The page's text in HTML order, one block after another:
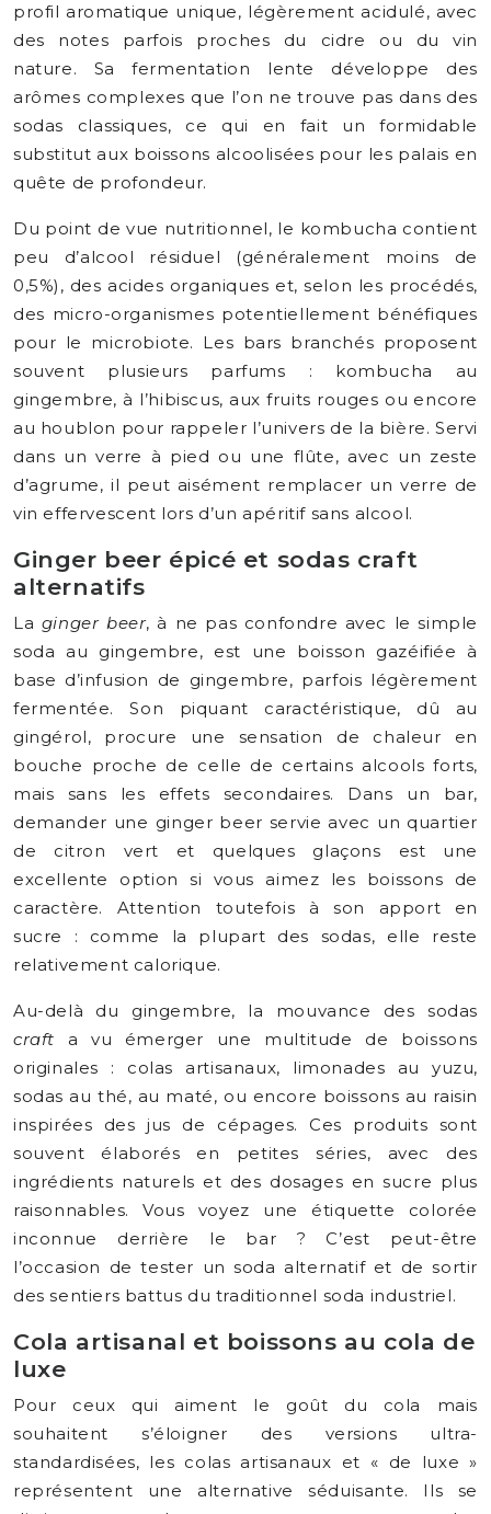
profil aromatique unique, légèrement acidulé, avec
des notes parfois proches du cidre ou du vin
nature. Sa fermentation lente développe des
arômes complexes que l’on ne trouve pas dans des
sodas classiques, ce qui en fait un formidable
substitut aux boissons alcoolisées pour les palais en
quête de profondeur.
Du point de vue nutritionnel, le kombucha contient
peu d’alcool résiduel (généralement moins de
0,5%), des acides organiques et, selon les procédés,
des micro-organismes potentiellement bénéfiques
pour le microbiote. Les bars branchés proposent
souvent plusieurs parfums : kombucha au
gingembre, à l’hibiscus, aux fruits rouges ou encore
au houblon pour rappeler l’univers de la bière. Servi
dans un verre à pied ou une flûte, avec un zeste
d’agrume, il peut aisément remplacer un verre de
vin effervescent lors d’un apéritif sans alcool.
Ginger beer épicé et sodas craft
alternatifs
La ginger beer, à ne pas confondre avec le simple
soda au gingembre, est une boisson gazéifiée à
base d’infusion de gingembre, parfois légèrement
fermentée. Son piquant caractéristique, dû au
gingérol, procure une sensation de chaleur en
bouche proche de celle de certains alcools forts,
mais sans les effets secondaires. Dans un bar,
demander une ginger beer servie avec un quartier
de citron vert et quelques glaçons est une
excellente option si vous aimez les boissons de
caractère. Attention toutefois à son apport en
sucre : comme la plupart des sodas, elle reste
relativement calorique.
Au-delà du gingembre, la mouvance des sodas
craft a vu émerger une multitude de boissons
originales : colas artisanaux, limonades au yuzu,
sodas au thé, au maté, ou encore boissons au raisin
inspirées des jus de cépages. Ces produits sont
souvent élaborés en petites séries, avec des
ingrédients naturels et des dosages en sucre plus
raisonnables. Vous voyez une étiquette colorée
inconnue derrière le bar ? C’est peut-être
l’occasion de tester un soda alternatif et de sortir
des sentiers battus du traditionnel soda industriel.
Cola artisanal et boissons au cola de
luxe
Pour ceux qui aiment le goût du cola mais
souhaitent s’éloigner des versions ultra-
standardisées, les colas artisanaux et « de luxe »
représentent une alternative séduisante. Ils se